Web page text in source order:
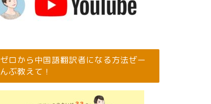
ゼロから中国語翻訳者になる方法ぜー
んぶ教えて！